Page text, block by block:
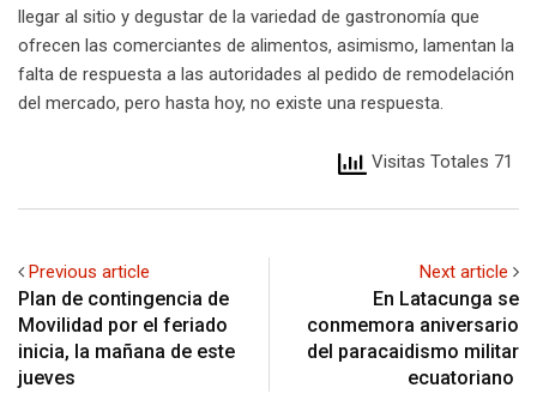
llegar al sitio y degustar de la variedad de gastronomía que
ofrecen las comerciantes de alimentos, asimismo, lamentan la
falta de respuesta a las autoridades al pedido de remodelación
del mercado, pero hasta hoy, no existe una respuesta.
Visitas Totales 71
Previous article
Plan de contingencia de
Movilidad por el feriado
inicia, la mañana de este
jueves
Next article
En Latacunga se
conmemora aniversario
del paracaidismo militar
ecuatoriano